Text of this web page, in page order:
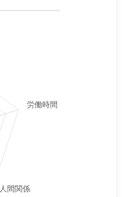
労働時間・休日
人間関係